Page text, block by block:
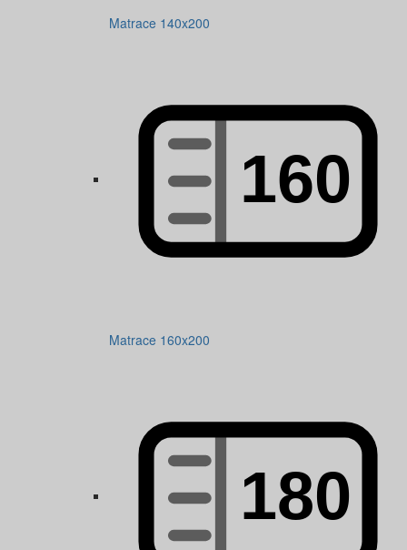
Matrace 140x200
Matrace 160x200